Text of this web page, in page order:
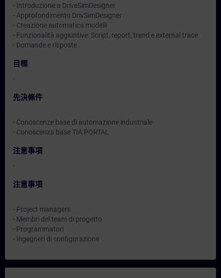
- Introduzione a DriveSimDesigner
- Approfondimento DrivSimDesigner
- Creazione automatica modelli
- Funzionalità aggiuntive: Script, report, trend e external trace
- Domande e risposte
目標
-
先決條件
- Conoscenze base di automazione industriale
- Conoscenza base TIA PORTAL
注意事項
-
注意事項
- Project managers
- Membri del team di progetto
- Programmatori
- Ingegneri di configurazione